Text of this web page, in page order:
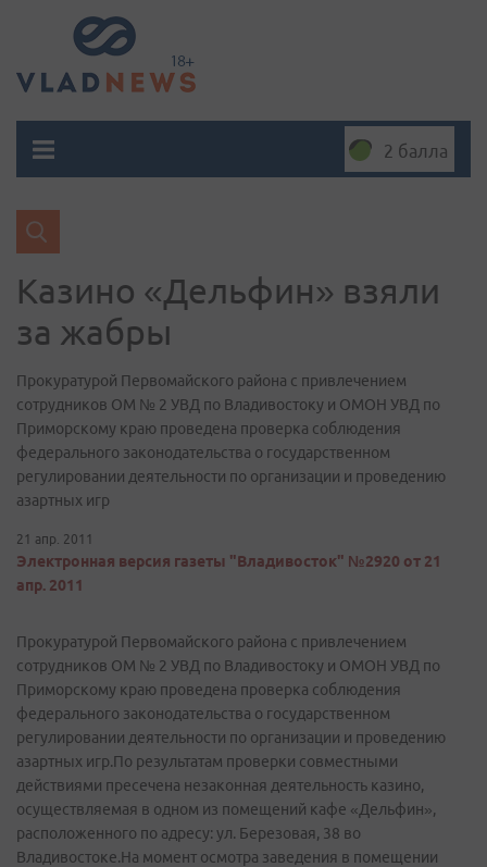
2 балла
Казино «Дельфин» взяли
за жабры
Прокуратурой Первомайского района с привлечением
сотрудников ОМ № 2 УВД по Владивостоку и ОМОН УВД по
Приморскому краю проведена проверка соблюдения
федерального законодательства о государственном
регулировании деятельности по организации и проведению
азартных игр
21 апр. 2011
Электронная версия газеты "Владивосток" №2920 от 21
апр. 2011
Прокуратурой Первомайского района с привлечением
сотрудников ОМ № 2 УВД по Владивостоку и ОМОН УВД по
Приморскому краю проведена проверка соблюдения
федерального законодательства о государственном
регулировании деятельности по организации и проведению
азартных игр.По результатам проверки совместными
действиями пресечена незаконная деятельность казино,
осуществляемая в одном из помещений кафе «Дельфин»,
расположенного по адресу: ул. Березовая, 38 во
Владивостоке.На момент осмотра заведения в помещении